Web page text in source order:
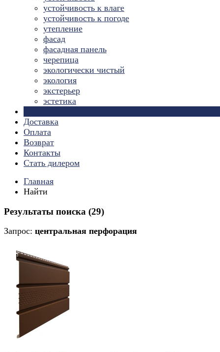
устойчивость к влаге
устойчивость к погоде
утепление
фасад
фасадная панель
черепица
экологически чистый
экология
экстерьер
эстетика
Доставка
Оплата
Возврат
Контакты
Стать дилером
Главная
Найти
Результаты поиска (29)
Запрос: центральная перфорация